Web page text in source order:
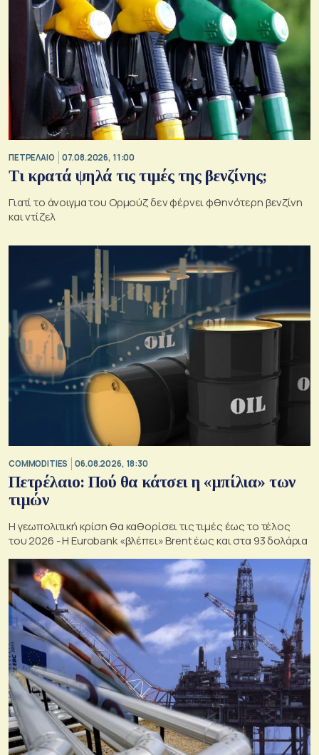
ΠΕΤΡΕΛΑΙΟ 07.08.2026, 11:00
Τι κρατά ψηλά τις τιμές της βενζίνης;
Γιατί το άνοιγμα του Ορμούζ δεν φέρνει φθηνότερη βενζίνη
και ντίζελ
COMMODITIES 06.08.2026, 18:30
Πετρέλαιο: Πού θα κάτσει η «μπίλια» των
τιμών
Η γεωπολιτική κρίση θα καθορίσει τις τιμές έως το τέλος
του 2026 - Η Eurobank «βλέπει» Brent έως και στα 93 δολάρια